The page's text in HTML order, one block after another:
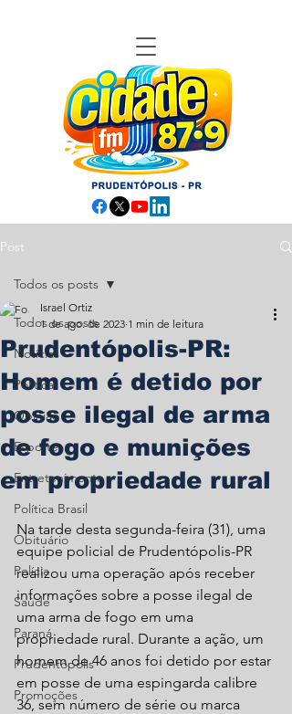
Post
Todos os posts
Notícias
Política
Opinião
Esporte
Entretenimento
Política Brasil
Obituário
Polícia
Saúde
Paraná
Prudentópolis
Promoções
Todos os posts
Prudentópolis-PR:
Homem é detido por
posse ilegal de arma
de fogo e munições
em propriedade rural
Israel Ortiz
1 de ago. de 2023 1 min de leitura
Na tarde desta segunda-feira (31), uma
equipe policial de Prudentópolis-PR
realizou uma operação após receber
informações sobre a posse ilegal de
uma arma de fogo em uma
propriedade rural. Durante a ação, um
homem de 46 anos foi detido por estar
em posse de uma espingarda calibre
36, sem número de série ou marca